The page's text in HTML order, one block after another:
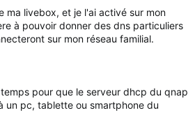
ma livebox, et je l'ai activé sur mon
à pouvoir donner des dns particuliers
sur mon réseau familial.
pour que le serveur dhcp du qnap
un pc, tablette ou smartphone du